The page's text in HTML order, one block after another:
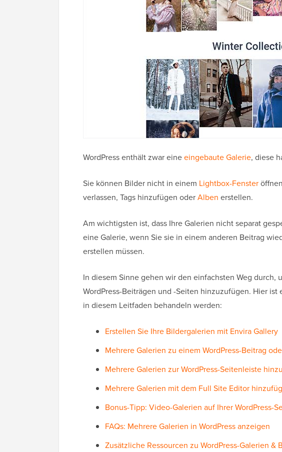
WordPress enthält zwar eineeingebaute Galerie, diese
Sie können Bilder nicht in einem Lightbox-Fenster
verlassen, Tags hinzufügen oderAlben erstellen.
Am wichtigsten ist, dass Ihre Galerien nicht separat
eine Galerie, wenn Sie sie in einem anderen Beitrag
erstellen müssen.
In diesem Sinne gehen wir den einfachsten Weg durch,
WordPress-Beiträgen und -Seiten hinzuzufügen. Hier
in diesem Leitfaden behandeln werden:
Erstellen Sie Ihre Bildergalerien mit Envira Gallery
Mehrere Galerien zu einem WordPress-Beitrag
Mehrere Galerien zur WordPress-Seitenleiste
Mehrere Galerien mit dem Full Site Editor
Bonus-Tipp: Video-Galerien auf Ihrer WordPress-
FAQs: Mehrere Galerien in WordPress anzeigen
Zusätzliche Ressourcen zu WordPress-Galerien &